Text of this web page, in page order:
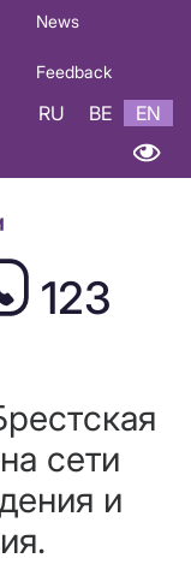
News
Feedback
RU BE EN
123
сети
и